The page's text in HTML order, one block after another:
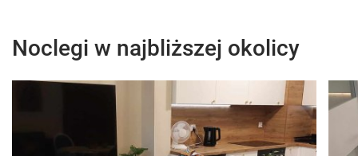
Noclegi w najbliższej okolicy